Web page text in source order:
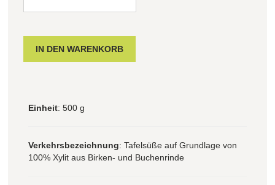
Einheit: 500 g
Verkehrsbezeichnung: Tafelsüße auf Grundlage von
100% Xylit aus Birken- und Buchenrinde